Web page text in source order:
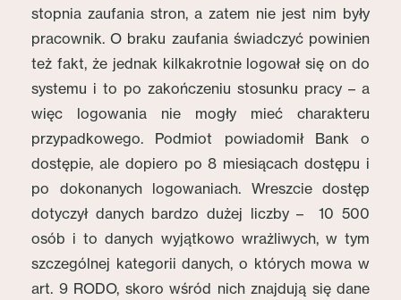
stopnia zaufania stron, a zatem nie jest nim były
pracownik. O braku zaufania świadczyć powinien
też fakt, że jednak kilkakrotnie logował się on do
systemu i to po zakończeniu stosunku pracy – a
więc logowania nie mogły mieć charakteru
przypadkowego. Podmiot powiadomił Bank o
dostępie, ale dopiero po 8 miesiącach dostępu i
po dokonanych logowaniach. Wreszcie dostęp
dotyczył danych bardzo dużej liczby – 10 500
osób i to danych wyjątkowo wrażliwych, w tym
szczególnej kategorii danych, o których mowa w
art. 9 RODO, skoro wśród nich znajdują się dane